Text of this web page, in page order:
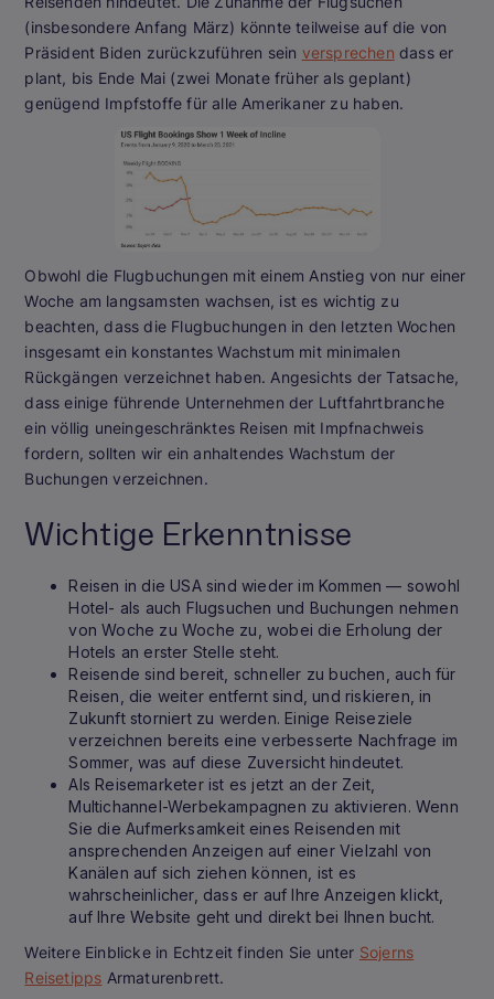
(insbesondere Anfang März) könnte teilweise auf die von
Präsident Biden zurückzuführen sein versprechen dass er
plant, bis Ende Mai (zwei Monate früher als geplant)
genügend Impfstoffe für alle Amerikaner zu haben.
Obwohl die Flugbuchungen mit einem Anstieg von nur einer
Woche am langsamsten wachsen, ist es wichtig zu
beachten, dass die Flugbuchungen in den letzten Wochen
insgesamt ein konstantes Wachstum mit minimalen
Rückgängen verzeichnet haben. Angesichts der Tatsache,
dass einige führende Unternehmen der Luftfahrtbranche
ein völlig uneingeschränktes Reisen mit Impfnachweis
fordern, sollten wir ein anhaltendes Wachstum der
Buchungen verzeichnen.
Wichtige Erkenntnisse
Reisen in die USA sind wieder im Kommen — sowohl
Hotel- als auch Flugsuchen und Buchungen nehmen
von Woche zu Woche zu, wobei die Erholung der
Hotels an erster Stelle steht.
Reisende sind bereit, schneller zu buchen, auch für
Reisen, die weiter entfernt sind, und riskieren, in
Zukunft storniert zu werden. Einige Reiseziele
verzeichnen bereits eine verbesserte Nachfrage im
Sommer, was auf diese Zuversicht hindeutet.
Als Reisemarketer ist es jetzt an der Zeit,
Multichannel-Werbekampagnen zu aktivieren. Wenn
Sie die Aufmerksamkeit eines Reisenden mit
ansprechenden Anzeigen auf einer Vielzahl von
Kanälen auf sich ziehen können, ist es
wahrscheinlicher, dass er auf Ihre Anzeigen klickt,
auf Ihre Website geht und direkt bei Ihnen bucht.
Weitere Einblicke in Echtzeit finden Sie unter Sojerns
Reisetipps Armaturenbrett.